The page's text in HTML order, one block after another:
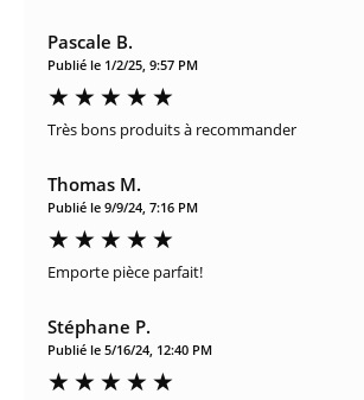
Pascale B.
Publié le 1/2/25, 9:57 PM
Très bons produits à recommander
Thomas M.
Publié le 9/9/24, 7:16 PM
Emporte pièce parfait!
Stéphane P.
Publié le 5/16/24, 12:40 PM